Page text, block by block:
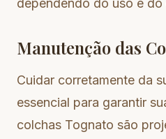
dependendo do uso e do
Manutenção das
Cuidar corretamente da
essencial para garantir
colchas Tognato são